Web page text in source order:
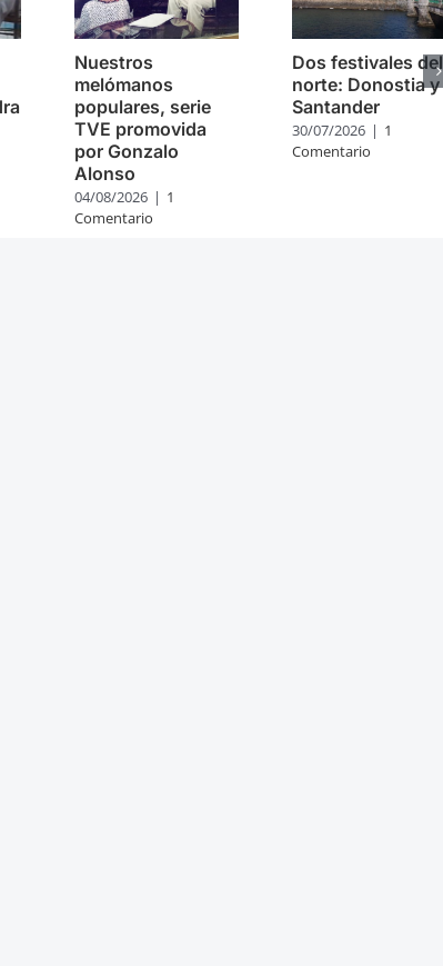
Nuestros
melómanos
populares, serie
TVE promovida
por Gonzalo
Alonso
04/08/2026 | 1
Comentario
Dos festivales del
norte: Donostia y
Santander
30/07/2026 | 1
Comentario